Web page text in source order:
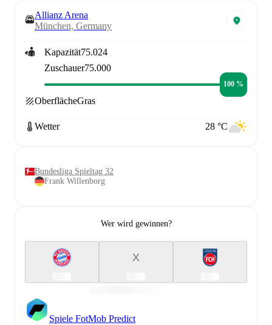
Allianz Arena
München, Germany
Kapazität75.024
Zuschauer75.000
100 %
OberflächeGras
Wetter 28 °C
Bundesliga Spieltag 32
Frank Willenborg
Wer wird gewinnen?
X
Spiele FotMob Predict